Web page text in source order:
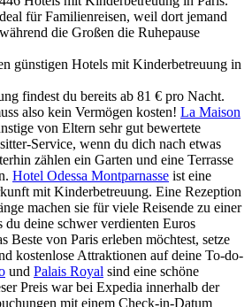
für Familienreisen, weil dort jemand
die Großen die Ruhepause
günstigen Hotels mit Kinderbetreuung in
findest du bereits ab 81 € pro Nacht.
also kein Vermögen kosten! La Maison
von Eltern sehr gut bewertete
Service, wenn du dich nach etwas
zählen ein Garten und eine Terrasse
Hotel Odessa Montparnasse ist eine
mit Kinderbetreuung. Eine Rezeption
machen sie für viele Reisende zu einer
deine schwer verdienten Euros
Beste von Paris erleben möchtest, setze
kostenlose Attraktionen auf deine To-do-
und Palais Royal sind eine schöne
Preis war bei Expedia innerhalb der
mit einem Check-in-Datum